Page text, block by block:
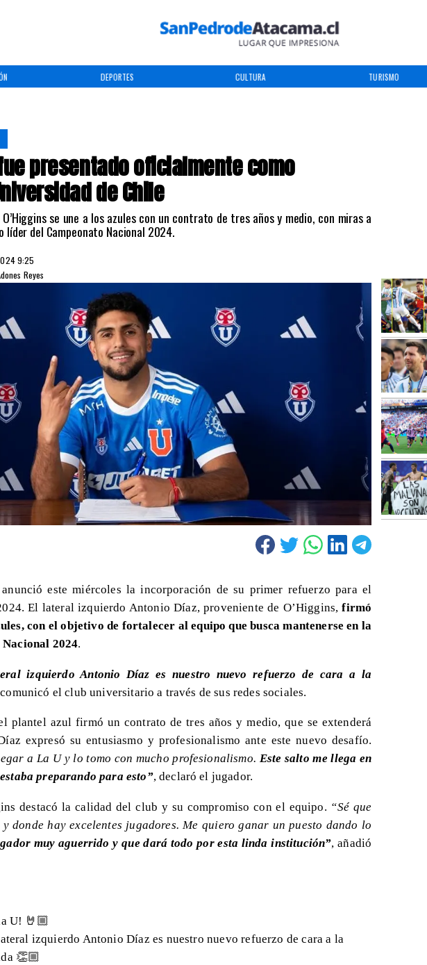
CULTURA TURISMO TENDENCIAS
presentado oficialmente como
de Chile
se une a los azules con un contrato de tres años y medio, con miras a
líder del Campeonato Nacional 2024.
9:25
Reyes
este miércoles la incorporación de su primer refuerzo para el
El lateral izquierdo Antonio Díaz, proveniente de O’Higgins, firmó
con el objetivo de fortalecer al equipo que busca mantenerse en la
2024.
izquierdo Antonio Díaz es nuestro nuevo refuerzo de cara a la
el club universitario a través de sus redes sociales.
plantel azul firmó un contrato de tres años y medio, que se extenderá
expresó su entusiasmo y profesionalismo ante este nuevo desafío.
a La U y lo tomo con mucho profesionalismo. Este salto me llega en
preparando para esto”, declaró el jugador.
destacó la calidad del club y su compromiso con el equipo. “Sé que
donde hay excelentes jugadores. Me quiero ganar un puesto dando lo
muy aguerrido y que dará todo por esta linda institución”, añadió
U! 🤘🏼
izquierdo Antonio Díaz es nuestro nuevo refuerzo de cara a la
👏🏼